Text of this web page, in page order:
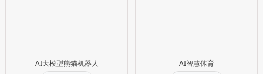
AI大模型熊猫机器人 AI智慧体育